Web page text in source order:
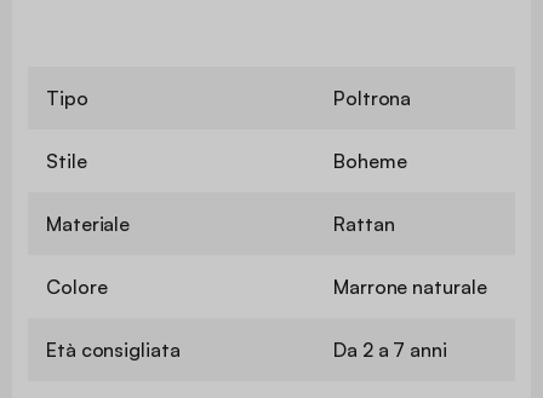
Tipo Poltrona
Stile Boheme
Materiale Rattan
Colore Marrone naturale
Età consigliata Da 2 a 7 anni